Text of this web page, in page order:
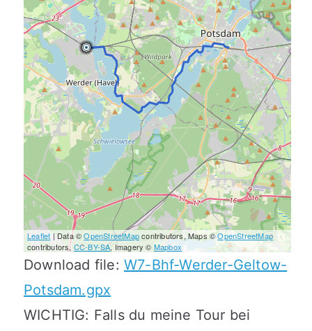
Leaflet | Data ©OpenStreetMapcontributors, Maps ©OpenStreetMap
contributors, CC-BY-SA, Imagery © Mapbox
Download file: W7-Bhf-Werder-Geltow-
Potsdam.gpx
WICHTIG: Falls du meine Tour bei